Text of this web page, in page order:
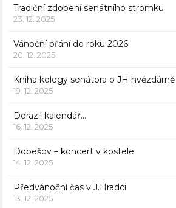
Tradiční zdobení senátního stromku
23. 12. 2025
Vánoční přání do roku 2026
20. 12. 2025
Kniha kolegy senátora o JH hvězdárně
19. 12. 2025
Dorazil kalendář…
16. 12. 2025
Dobešov – koncert v kostele
14. 12. 2025
Předvánoční čas v J.Hradci
13. 12. 2025